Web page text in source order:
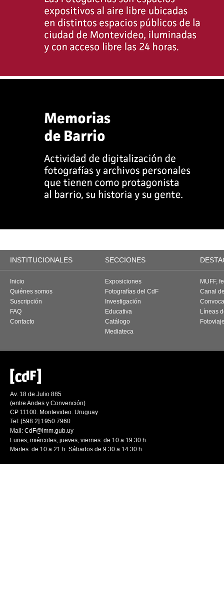
INSTITUCIONALES SECCIONES
Inicio
Quiénes somos
Suscripción
FAQ
Contacto
Exposiciones
Fotografías del CdF
Investigación
Educativa
Catálogo
Mediateca
MUFF,
Canal
Líneas
Av. 18 de Julio 885
(entre Andes y Convención)
CP 11100. Montevideo. Uruguay
Tel: [598 2] 1950 7960
Mail: CdF@imm.gub.uy
Lunes, miércoles, jueves, viernes: de 10 a 19.30 h.
Martes: de 10 a 21 h. Sábados de 9.30 a 14.30 h.